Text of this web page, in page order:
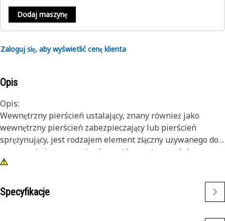
Dodaj maszynę
Zaloguj się, aby wyświetlić cenę klienta
Opis
Opis:
Wewnętrzny pierścień ustalający, znany również jako
wewnętrzny pierścień zabezpieczający lub pierścień
sprężynujący, jest rodzajem element złączny używanego do
mocowania i mocowania elementów w otworze lub
obudowie. W przeciwieństwie do zewnętrznych pierścieni
wewnętrzne pierścienie sprężynujące są instalowane
wewnątrz otworu lub rowka, aby utrzymać elementy na
Specyfikacje